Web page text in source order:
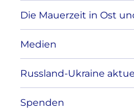
Die Mauerzeit in Ost
Medien
Russland-Ukraine
Spenden